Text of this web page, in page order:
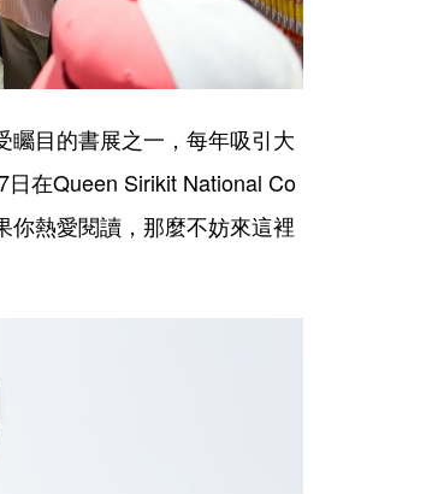
矚目的書展之一，每年吸引大
在Queen Sirikit National Co
你熱愛閱讀，那麼不妨來這裡